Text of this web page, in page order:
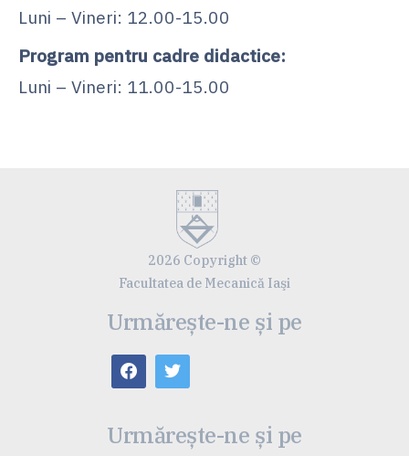
Luni – Vineri: 12.00-15.00
Program pentru cadre didactice:
Luni – Vineri: 11.00-15.00
2026 Copyright ©
Facultatea de Mecanică Iaşi
Urmărește-ne și pe
Urmărește-ne și pe